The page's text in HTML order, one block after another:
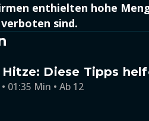
enthielten hohe
sind.
Diese Tipps
01:35 Min • Ab 12